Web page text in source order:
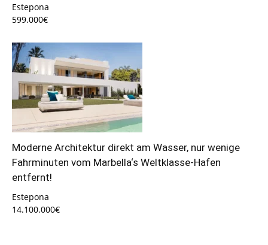
Estepona
599.000€
Moderne Architektur direkt am Wasser, nur wenige
Fahrminuten vom Marbella‘s Weltklasse-Hafen
entfernt!
Estepona
14.100.000€